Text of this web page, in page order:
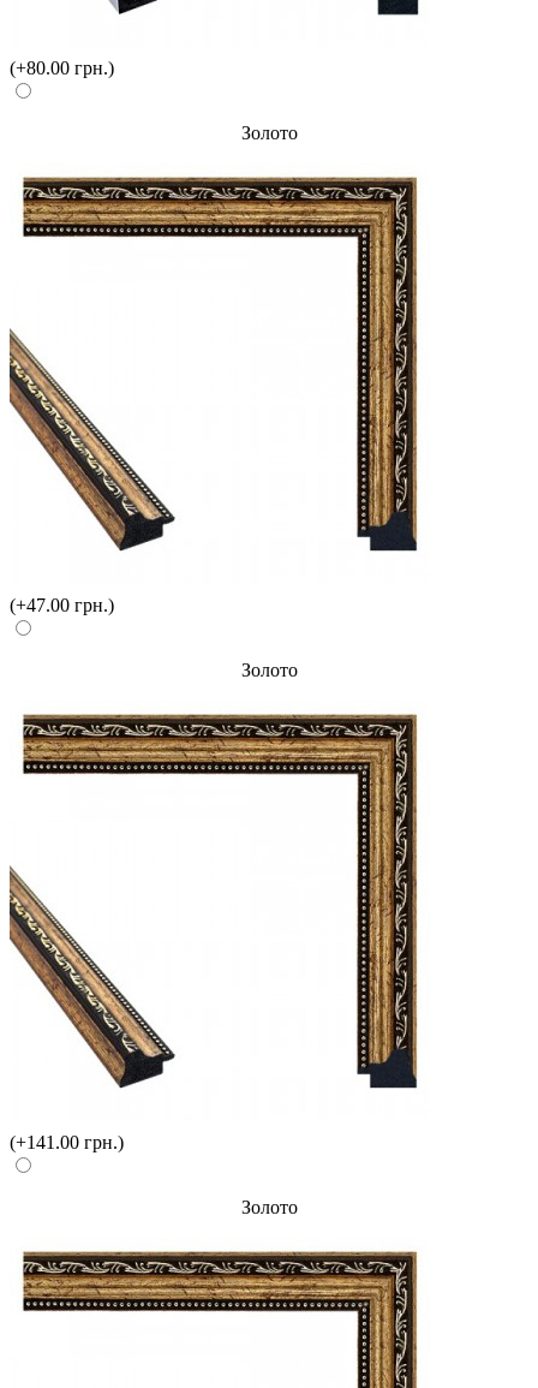
(+80.00 грн.)
Золото
(+47.00 грн.)
Золото
(+141.00 грн.)
Золото